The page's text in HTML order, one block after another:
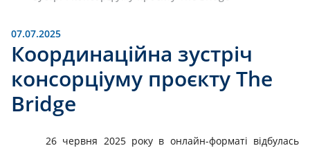
07.07.2025
Координаційна зустріч
консорціуму проєкту The
Bridge
26 червня 2025 року в онлайн-форматі відбулась